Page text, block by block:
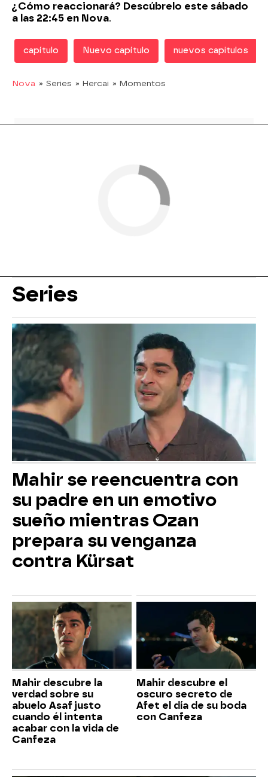
¿Cómo reaccionará? Descúbrelo este sábado
a las 22:45 en Nova.
capítulo Nuevo capítulo nuevos capitulos
Nova » Series » Hercai » Momentos
Series
Mahir se reencuentra con
su padre en un emotivo
sueño mientras Ozan
prepara su venganza
contra Kürsat
Mahir descubre la
verdad sobre su
abuelo Asaf justo
cuando él intenta
acabar con la vida de
Canfeza
Mahir descubre el
oscuro secreto de
Afet el día de su boda
con Canfeza